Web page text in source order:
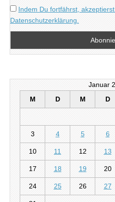
Indem Du fortfährst,
Datenschutzerklärung.
Januar
M
D M D
3 4 5 6
10 11 12 13
17 18 19 20
24 25 26 27